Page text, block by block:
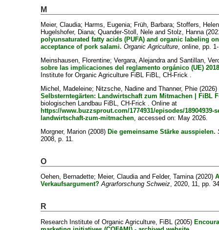
M
Meier, Claudia; Harms, Eugenia; Früh, Barbara;Stoffers,
Hugelshofer, Diana;Quander-Stoll, Nele andStolz, Hanna
polyunsaturated fatty acids (PUFA) and organic labeling
acceptance of pork salami. Organic Agriculture, online, pp.
Meinshausen, Florentine;Vergara, AlejandraandSantillan,
sobre las implicaciones del reglamento orgánico (UE)
Institute for Organic Agriculture FiBL FiBL, CH-Frick .
Michel, Madeleine; Nitzsche, Nadine andThanner, Phie (2026)
Selbsterntegärten: Landwirtschaft zum Mitmachen | FiBL
biologischen Landbau FiBL, CH-Frick . Online at
https://www.buzzsprout.com/1774931/episodes/18904939-
landwirtschaft-zum-mitmachen, accessed on: May 2026.
Morgner, Marion (2008) Die gemeinsame Stärke ausspielen.
2008, p. 11.
O
Oehen, Bernadette; Meier, Claudiaand Felder, Tamina(2020)
Verkaufsargument? Agrarforschung Schweiz, 2020, 11, pp.
R
Research Institute of Organic Agriculture, FiBL (2005)